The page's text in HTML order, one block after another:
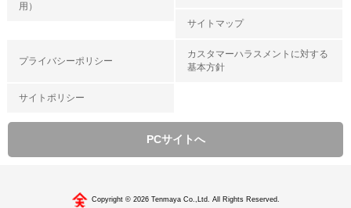
用）
サイトマップ
プライバシーポリシー
カスタマーハラスメントに対する
基本方針
サイトポリシー
PCサイトへ
Copyright © 2026 Tenmaya Co.,Ltd. All Rights Reserved.